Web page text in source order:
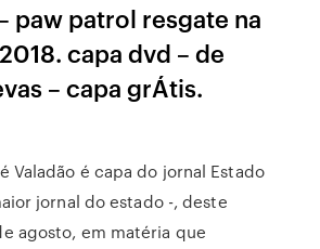
paw patrol resgate na
capa dvd – de
– capa grÁtis.
Valadão é capa do jornal Estado
jornal do estado -, deste
agosto, em matéria que